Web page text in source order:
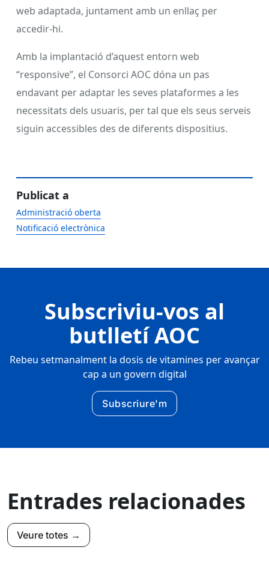
web adaptada, juntament amb un enllaç per
accedir-hi.
Amb la implantació d’aquest entorn web
“responsive”, el Consorci AOC dóna un pas
endavant per adaptar les seves plataformes a les
necessitats dels usuaris, per tal que els seus serveis
siguin accessibles des de diferents dispositius.
Publicat a
Administració oberta
Notificació electrònica
Subscriviu-vos al
butlletí AOC
Rebeu setmanalment la dosis de vitamines per avançar
cap a un govern digital
Subscriure'm
Entrades relacionades
Veure totes →